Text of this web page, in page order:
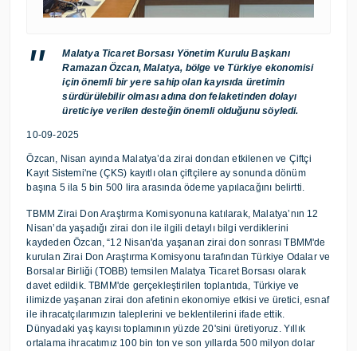
Malatya Ticaret Borsası Yönetim Kurulu Başkanı
Ramazan Özcan, Malatya, bölge ve Türkiye ekonomisi
için önemli bir yere sahip olan kayısıda üretimin
sürdürülebilir olması adına don felaketinden dolayı
üreticiye verilen desteğin önemli olduğunu söyledi.
10-09-2025
Özcan, Nisan ayında Malatya’da zirai dondan etkilenen ve Çiftçi
Kayıt Sistemi'ne (ÇKS) kayıtlı olan çiftçilere ay sonunda dönüm
başına 5 ila 5 bin 500 lira arasında ödeme yapılacağını belirtti.
TBMM Zirai Don Araştırma Komisyonuna katılarak, Malatya’nın 12
Nisan’da yaşadığı zirai don ile ilgili detaylı bilgi verdiklerini
kaydeden Özcan, “12 Nisan'da yaşanan zirai don sonrası TBMM'de
kurulan Zirai Don Araştırma Komisyonu tarafından Türkiye Odalar ve
Borsalar Birliği (TOBB) temsilen Malatya Ticaret Borsası olarak
davet edildik. TBMM'de gerçekleştirilen toplantıda, Türkiye ve
ilimizde yaşanan zirai don afetinin ekonomiye etkisi ve üretici, esnaf
ile ihracatçılarımızın taleplerini ve beklentilerini ifade ettik.
Dünyadaki yaş kayısı toplamının yüzde 20'sini üretiyoruz. Yıllık
ortalama ihracatımız 100 bin ton ve son yıllarda 500 milyon dolar